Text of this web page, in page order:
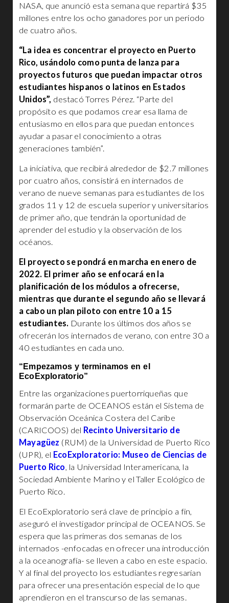
NASA, que anunció esta semana que repartirá $35
millones entre los ocho ganadores por un periodo
de cuatro años.
“La idea es concentrar el proyecto en Puerto
Rico, usándolo como punta de lanza para
proyectos futuros que puedan impactar otros
estudiantes hispanos o latinos en Estados
Unidos”, destacó Torres Pérez. “Parte del
propósito es que podamos crear esa llama de
entusiasmo en ellos para que puedan entonces
ayudar a pasar el conocimiento a otras
generaciones también”.
La iniciativa, que recibirá alrededor de $2.7 millones
por cuatro años, consistirá en internados de
verano de nueve semanas para estudiantes de los
grados 11 y 12 de escuela superior y universitarios
de primer año, que tendrán la oportunidad de
aprender del estudio y la observación de los
océanos.
El proyecto se pondrá en marcha en enero de
2022. El primer año se enfocará en la
planificación de los módulos a ofrecerse,
mientras que durante el segundo año se llevará
a cabo un plan piloto con entre 10 a 15
estudiantes. Durante los últimos dos años se
ofrecerán los internados de verano, con entre 30 a
40 estudiantes en cada uno.
“Empezamos y terminamos en el
EcoExploratorio”
Entre las organizaciones puertorriqueñas que
formarán parte de OCEANOS están el Sistema de
Observación Oceánica Costera del Caribe
(CARICOOS) del Recinto Universitario de
Mayagüez (RUM) de la Universidad de Puerto Rico
(UPR), el EcoExploratorio: Museo de Ciencias de
Puerto Rico, la Universidad Interamericana, la
Sociedad Ambiente Marino y el Taller Ecológico de
Puerto Rico.
El EcoExploratorio será clave de principio a fin,
aseguró el investigador principal de OCEANOS. Se
espera que las primeras dos semanas de los
internados -enfocadas en ofrecer una introducción
a la oceanografía- se lleven a cabo en este espacio.
Y al final del proyecto los estudiantes regresarían
para ofrecer una presentación especial de lo que
aprendieron en el transcurso de las semanas.